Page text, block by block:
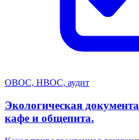
ОВОС, НВОС, аудит
Экологическая
кафе и общепита.